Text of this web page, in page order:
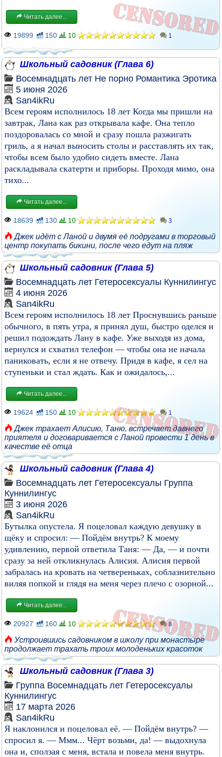
Читать далее...
19899 150 10 1
Школьный садовник (Глава 6)
Восемнадцать лет Не порно Романтика Эротика
5 июня 2026
San4ikRu
Всем героям исполнилось 18 лет Когда мы пришли на
завтрак, Лана как раз открывала кафе. Она тепло
поздоровалась со мной и сразу пошла разжигать
гриль, а я начал выносить столы и расставлять их так,
чтобы всем было удобно сидеть вместе. Лана
раскладывала скатерти и приборы. Проходя мимо, она
тихо...
Читать далее...
18639 130 10 3
Джек идёт с Ланой и двумя её подругами в торговый
центр покупать бикини, после чего едут на пляж
Школьный садовник (Глава 5)
Восемнадцать лет Гетеросексуалы Куннилингус
4 июня 2026
San4ikRu
Всем героям исполнилось 18 лет Проснувшись раньше
обычного, в пять утра, я принял душ, быстро оделся и
решил подождать Лану в кафе. Уже выходя из дома,
вернулся и схватил телефон — чтобы она не начала
паниковать, если я не отвечу. Придя в кафе, я сел на
ступеньки и стал ждать. Как и ожидалось,...
Читать далее...
19624 150 10 1
Джек трахает Алисию, Таню, встречает давнего
приятеля и договаривается с Ланой провести 1 день в
качестве её отца
Школьный садовник (Глава 4)
Восемнадцать лет Гетеросексуалы Группа
Куннилингус
3 июня 2026
San4ikRu
Бутылка опустела. Я поцеловал каждую девушку в
щёку и спросил: — Пойдём внутрь? К моему
удивлению, первой ответила Таня: — Да, — и почти
сразу за ней откликнулась Алисия. Алисия первой
забралась на кровать на четвереньках, соблазнительно
виляя попкой и глядя на меня через плечо с озорной...
Читать далее...
20927 160 10 8
Устроившись садовником в школу при монастыре
продолжает трахать троих молоденьких красоток
Школьный садовник (Глава 3)
Группа Восемнадцать лет Гетеросексуалы
Куннилингус
17 марта 2026
San4ikRu
Я наклонился и поцеловал её. — Пойдём внутрь? —
спросил я. — Ммм... Чёрт возьми, да! — выдохнула
она и, сползая с меня, встала и повела меня внутрь.